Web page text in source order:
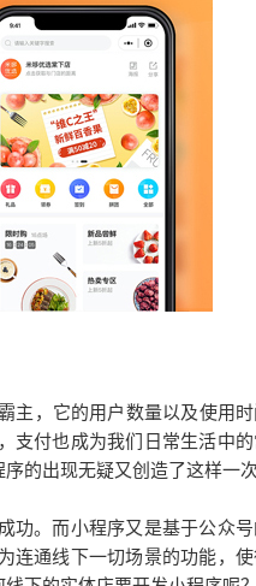
，它的用户数量以及使用
支付也成为我们日常生活中
的出现无疑又创造了这样一次
。而小程序又是基于公众号
连通线下一切场景的功能，